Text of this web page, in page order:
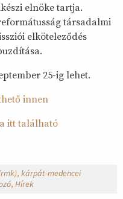
elnöke tartja.
társadalmi
elköteleződés
25-ig lehet.
innen
itt található
kárpát-medencei
Hírek